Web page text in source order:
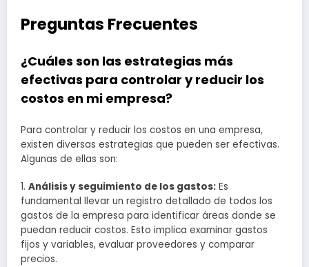
Preguntas Frecuentes
¿Cuáles son las estrategias más
efectivas para controlar y reducir los
costos en mi empresa?
Para controlar y reducir los costos en una empresa,
existen diversas estrategias que pueden ser efectivas.
Algunas de ellas son:
1. Análisis y seguimiento de los gastos: Es
fundamental llevar un registro detallado de todos los
gastos de la empresa para identificar áreas donde se
puedan reducir costos. Esto implica examinar gastos
fijos y variables, evaluar proveedores y comparar
precios.